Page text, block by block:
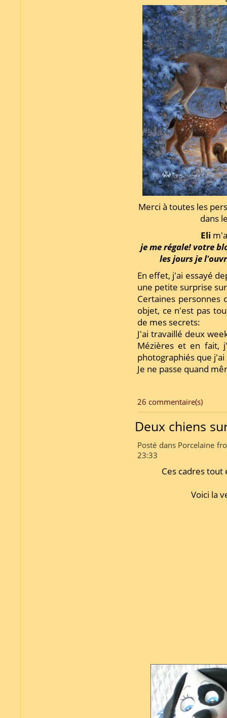
Merci à toutes les
dans
Eli
je me régale! votre
les jours je
En effet, j'ai essayé
une petite surprise
Certaines personnes
objet, ce n'est pas
de mes secrets:
J'ai travaillé deux
Mézières et en fait,
photographiés que
Je ne passe quand
26 commentaire(s)
Deux chiens
Posté dans Porcelaine
23:33
Ces cadres
Voici la